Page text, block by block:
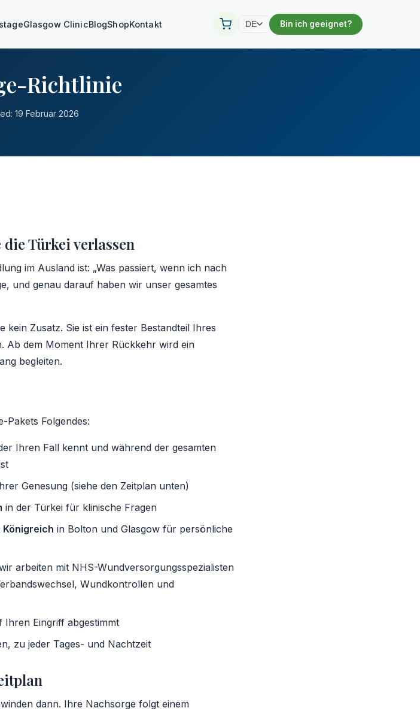
Glasgow ClinicBlogShopKontakt DE Bin ich geeignet?
Richtlinie
19 Februar 2026
Türkei verlassen
im Ausland ist: „Was passiert, wenn ich nach
und genau darauf haben wir unser gesamtes
Zusatz. Sie ist ein fester Bestandteil Ihres
Ab dem Moment Ihrer Rückkehr wird ein
begleiten.
Pakets Folgendes:
Ihren Fall kennt und während der gesamten
Genesung (siehe den Zeitplan unten)
in der Türkei für klinische Fragen
Königreich in Bolton und Glasgow für persönliche
arbeiten mit NHS-Wundversorgungsspezialisten
Wundkontrollen und
Ihren Eingriff abgestimmt
zu jeder Tages- und Nachtzeit
dann. Ihre Nachsorge folgt einem